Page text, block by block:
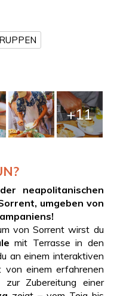
+11
neapolitanischen
umgeben von
von Sorrent wirst du
mit Terrasse in den
an einem interaktiven
von einem erfahrenen
Zubereitung einer